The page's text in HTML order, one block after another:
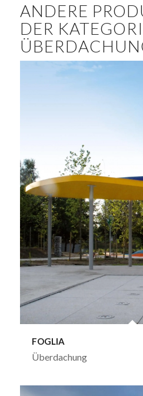
ANDERE
DER
FOGLIA
Überdachung